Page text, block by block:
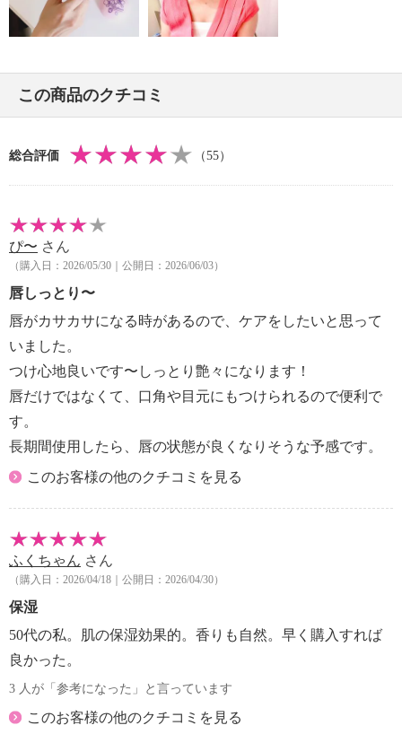
イヨシノ葉エキス、アカツメクサ花エキス、カミツレ
花エキスをはじめとする２４種類の植物由来成分を配
シア脂油、アルガンオイル（アルガニアスピノサ核
油）、ローズヒップ油といった成分が、なめらかにお
肌を保湿します。
一層こだわったのは、狙ったポイントをきちんとケア
できる、バームならではのまろやかなテクスチャー。
さらに、ノバラ油とグレープフルーツ果皮油をブレン
んのりと漂い、気分もリラックスしそうです。
ポーチにもすっきり収まるサイズで、持ち運びにも便
利。毎日持ち歩いておきたいアイテム。
＜配合／無配合表示＞
無鉱物油、ノンアルコール、石油系界面活性剤不使
収剤不使用、植物由来界面活性剤使用
【内容】
・添付文書：能書
【使用方法】
・リップケア、口紅やグロスの下地として。
・乾燥の気になる部分にご使用ください。（唇、口
角、目元、毛先、爪のキューティクル、等）
【全成分】
・ヒマシ油、ダイマージリノール酸水添ヒマシ油、ト
デカノール、トリ（カプリル酸／カプリン酸）グリセ
リル、ミツロウ、シア脂油、水添ヒマシ油、合成ワッ
クス、グレープフルーツ果皮油、セスキオレイン酸ソ
ルビタン、キャンデリラロウエステルズ、トコフェロ
ローズヒップ油、ノバラ油、カルナウバロウ、グリチ
この商品のクチコミ
総合評価 （55）
ぴ〜 さん
（購入日：2026/05/30｜公開日：2026/06/03）
唇しっとり〜
唇がカサカサになる時があるので、ケアをしたいと思って
いました。
つけ心地良いです〜しっとり艶々になります！
唇だけではなくて、口角や目元にもつけられるので便利で
す。
長期間使用したら、唇の状態が良くなりそうな予感です。
このお客様の他のクチコミを見る
ふくちゃん さん
（購入日：2026/04/18｜公開日：2026/04/30）
保湿
50代の私。肌の保湿効果的。香りも自然。早く購入すれば
良かった。
3 人が「参考になった」と言っています
このお客様の他のクチコミを見る